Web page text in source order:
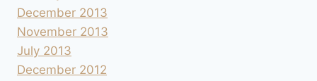
December 2013
November 2013
July 2013
December 2012